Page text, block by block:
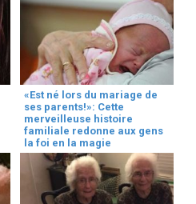
«Est né lors du mariage de
ses parents!»: Cette
merveilleuse histoire
familiale redonne aux gens
la foi en la magie